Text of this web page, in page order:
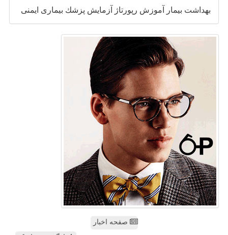
بهداشت بیمار آموزش رپورتاژ آزمایش پزشك بیماری ایمنی
صفحه اخبار